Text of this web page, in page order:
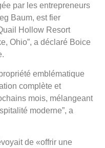
par les entrepreneurs
Baum, est fier
Hollow Resort
Ohio”, a déclaré Boice
emblématique
complète et
mois, mélangeant
moderne”, a
de «offrir une